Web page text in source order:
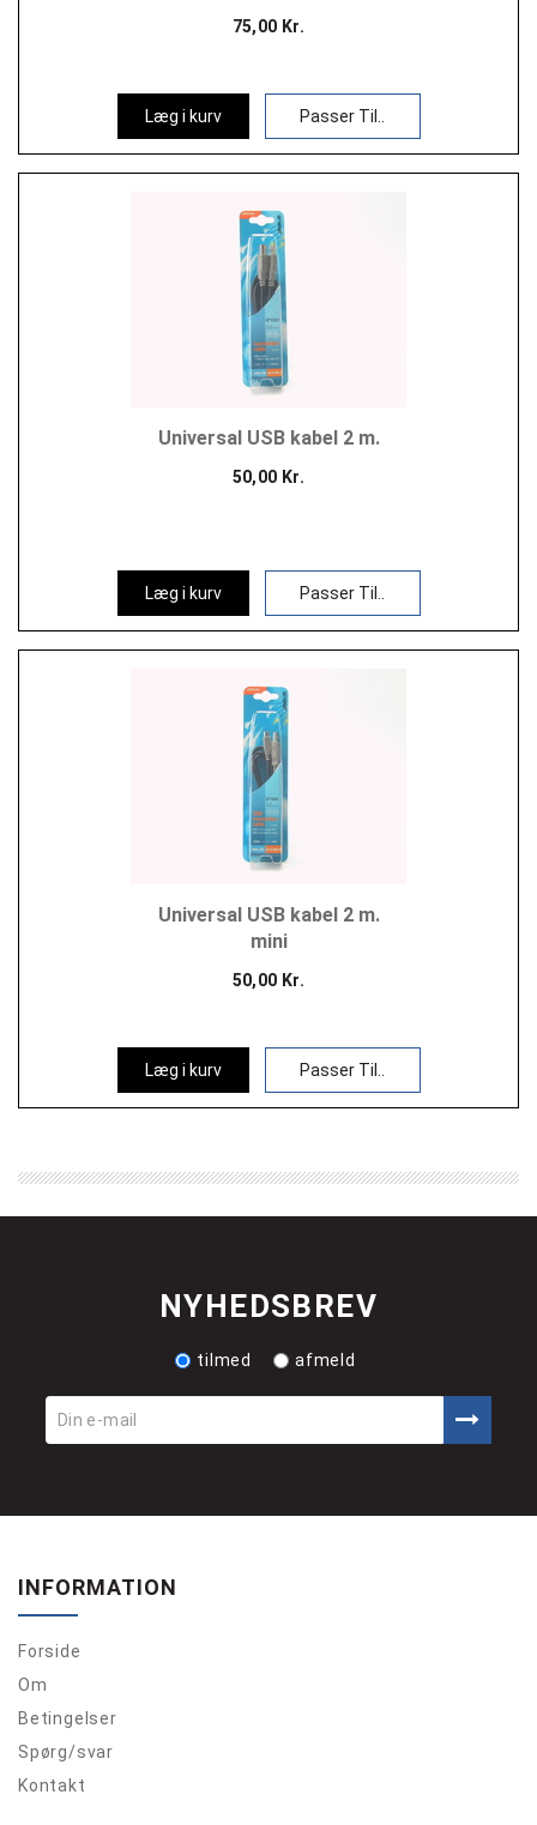
75,00 Kr.
Læg i kurv Passer Til..
Universal USB kabel 2 m.
50,00 Kr.
Læg i kurv Passer Til..
Universal USB kabel 2 m.
mini
50,00 Kr.
Læg i kurv Passer Til..
NYHEDSBREV
tilmed afmeld
INFORMATION
Forside
Om
Betingelser
Spørg/svar
Kontakt